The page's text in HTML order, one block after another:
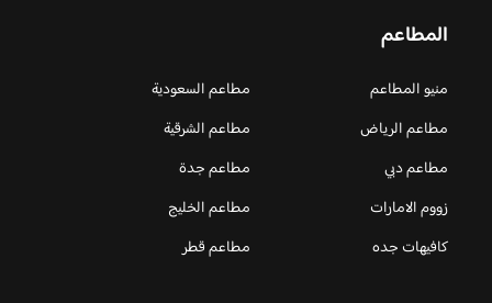
المطاعم
منيو المطاعم
مطاعم السعودية
مطاعم الرياض
مطاعم الشرقية
مطاعم دبي
مطاعم جدة
زووم الامارات
مطاعم الخليج
كافيهات جده
مطاعم قطر